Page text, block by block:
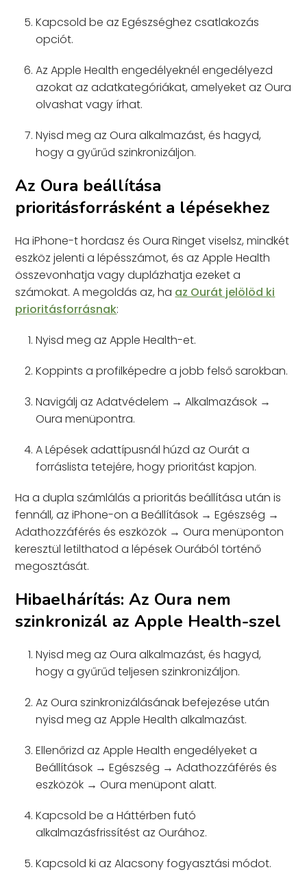
Kapcsold be az Egészséghez csatlakozás
opciót.
Az Apple Health engedélyeknél engedélyezd
azokat az adatkategóriákat, amelyeket az Oura
olvashat vagy írhat.
Nyisd meg az Oura alkalmazást, és hagyd,
hogy a gyűrűd szinkronizáljon.
Az Oura beállítása
prioritásforrásként a lépésekhez
Ha iPhone-t hordasz és Oura Ringet viselsz, mindkét
eszköz jelenti a lépésszámot, és az Apple Health
összevonhatja vagy duplázhatja ezeket a
számokat. A megoldás az, ha az Ourát jelölöd ki
prioritásforrásnak:
Nyisd meg az Apple Health-et.
Koppints a profilképedre a jobb felső sarokban.
Navigálj az Adatvédelem → Alkalmazások →
Oura menüpontra.
A Lépések adattípusnál húzd az Ourát a
forráslista tetejére, hogy prioritást kapjon.
Ha a dupla számlálás a prioritás beállítása után is
fennáll, az iPhone-on a Beállítások → Egészség →
Adathozzáférés és eszközök → Oura menüponton
keresztül letilthatod a lépések Ourából történő
megosztását.
Hibaelhárítás: Az Oura nem
szinkronizál az Apple Health-szel
Nyisd meg az Oura alkalmazást, és hagyd,
hogy a gyűrűd teljesen szinkronizáljon.
Az Oura szinkronizálásának befejezése után
nyisd meg az Apple Health alkalmazást.
Ellenőrizd az Apple Health engedélyeket a
Beállítások → Egészség → Adathozzáférés és
eszközök → Oura menüpont alatt.
Kapcsold be a Háttérben futó
alkalmazásfrissítést az Ourához.
Kapcsold ki az Alacsony fogyasztási módot.